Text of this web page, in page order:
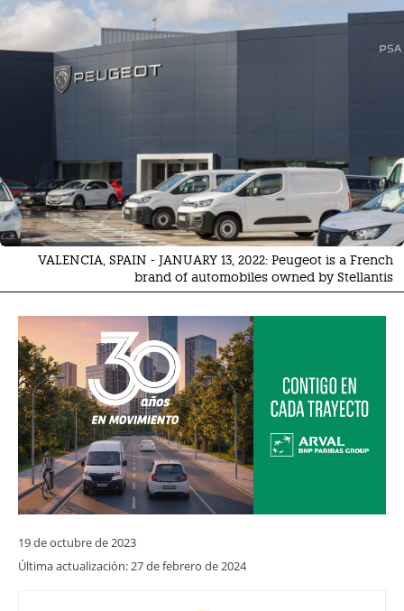
VALENCIA, SPAIN - JANUARY 13, 2022: Peugeot is a French
brand of automobiles owned by Stellantis
19 de octubre de 2023
Última actualización:27 de febrero de 2024